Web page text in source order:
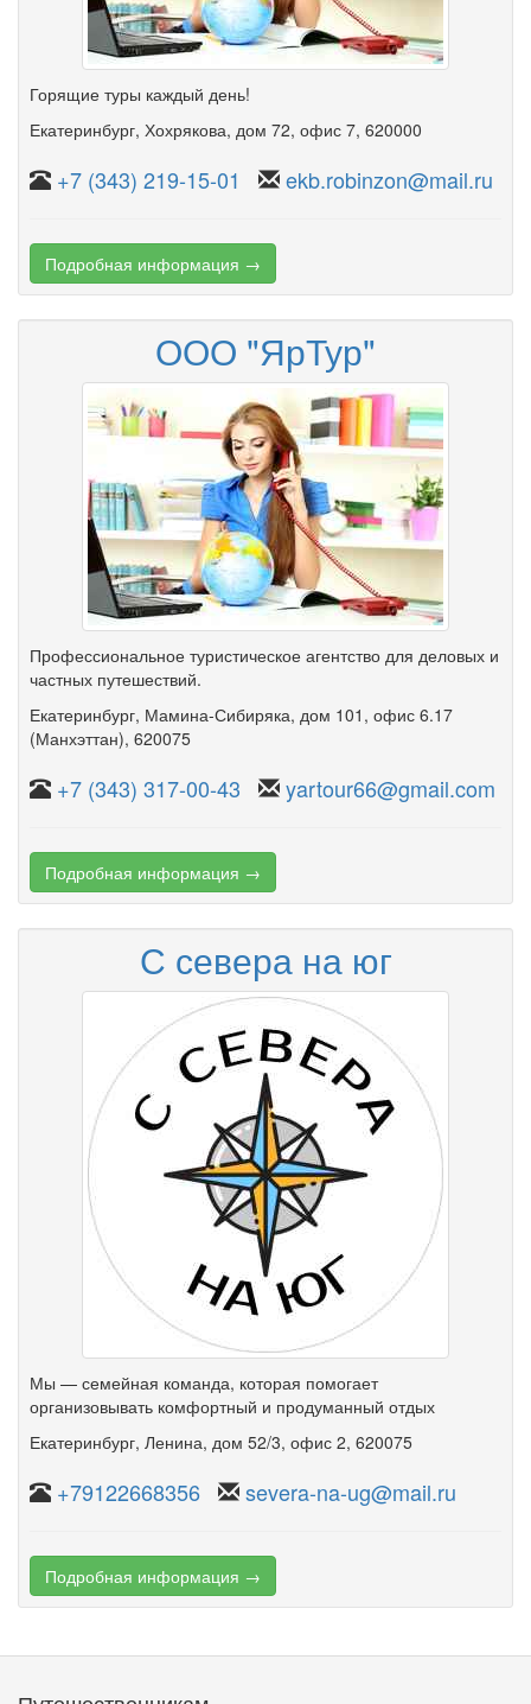
Горящие туры каждый день!
Екатеринбург, Хохрякова, дом 72, офис 7, 620000
+7 (343) 219-15-01 ekb.robinzon@mail.ru
Подробная информация →
ООО "ЯрТур"
Профессиональное туристическое агентство для деловых и
частных путешествий.
Екатеринбург, Мамина-Сибиряка, дом 101 , офис 6.17
(Манхэттан), 620075
+7 (343) 317-00-43 yartour66@gmail.com
Подробная информация →
С севера на юг
Мы — семейная команда, которая помогает
организовывать комфортный и продуманный отдых
Екатеринбург, Ленина, дом 52/3, офис 2, 620075
+79122668356 severa-na-ug@mail.ru
Подробная информация →